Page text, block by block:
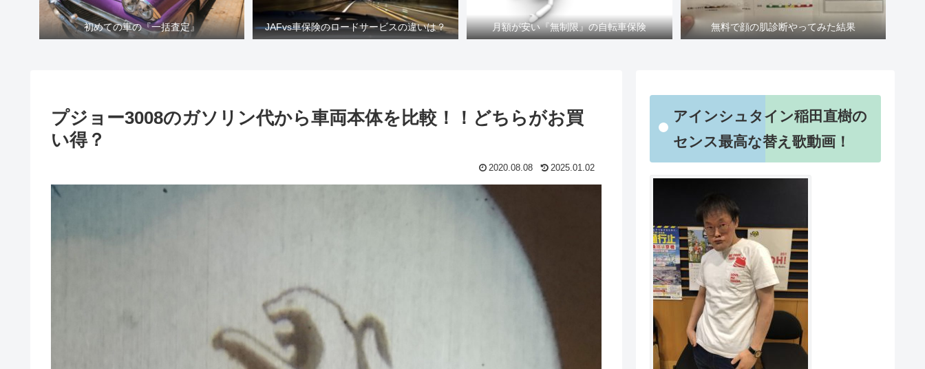
初めての車の『一括査定』 JAFvs車保険のロードサービスの違いは？ 月額が安い『無制限』の自転車保険 無料で顔の肌診断やってみた結果
プジョー3008のガソリン代から車両本体を比較！！どちらがお買
い得？
2020.08.08 2025.01.02
アインシュタイン稲田直樹の
センス最高な替え歌動画！